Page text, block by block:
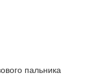
пальника